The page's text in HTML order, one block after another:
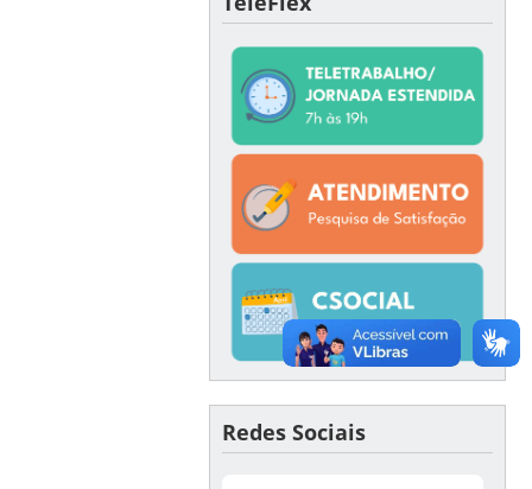
Redes Sociais